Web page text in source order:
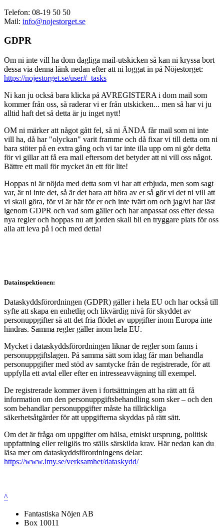
Telefon: 08-19 50 50
Mail: info@nojestorget.se
GDPR
Om ni inte vill ha dom dagliga mail-utskicken så kan ni kryssa bort
dessa via denna länk nedan efter att ni loggat in på Nöjestorget:
https://nojestorget.se/user#_tasks
Ni kan ju också bara klicka på AVREGISTERA i dom mail som
kommer från oss, så raderar vi er från utskicken... men så har vi ju
alltid haft det så detta är ju inget nytt!
OM ni märker att något gått fel, så ni ÄNDÅ får mail som ni inte
vill ha, då har "olyckan" varit framme och då fixar vi till detta om ni
bara stöter på en extra gång och vi tar inte illa upp om ni gör detta
för vi gillar att få era mail eftersom det betyder att ni vill oss något.
Bättre ett mail för mycket än ett för lite!
Hoppas ni är nöjda med detta som vi har att erbjuda, men som sagt
var, är ni inte det, så är det bara att höra av er så gör vi det ni vill att
vi skall göra, för vi är här för er och inte tvärt om och jag/vi har läst
igenom GDPR och vad som gäller och har anpassat oss efter dessa
nya regler och hoppas nu att jorden skall bli en tryggare plats för oss
alla att leva på i och med detta!
Datainspektionen:
Dataskyddsförordningen (GDPR) gäller i hela EU och har också till
syfte att skapa en enhetlig och likvärdig nivå för skyddet av
personuppgifter så att det fria flödet av uppgifter inom Europa inte
hindras. Samma regler gäller inom hela EU.
Mycket i dataskyddsförordningen liknar de regler som fanns i
personuppgiftslagen. På samma sätt som idag får man behandla
personuppgifter med stöd av samtycke från de registrerade, för att
uppfylla ett avtal eller efter en intresseavvägning till exempel.
De registrerade kommer även i fortsättningen att ha rätt att få
information om den personuppgiftsbehandling som sker – och den
som behandlar personuppgifter måste ha tillräckliga
säkerhetsåtgärder för att uppgifterna skyddas på rätt sätt.
Om det är fråga om uppgifter om hälsa, etniskt ursprung, politisk
uppfattning eller religiös tro ställs särskilda krav. Här nedan kan du
läsa mer om dataskyddsförordningens delar:
https://www.imy.se/verksamhet/dataskydd/
^
Fantastiska Nöjen AB
Box 10011